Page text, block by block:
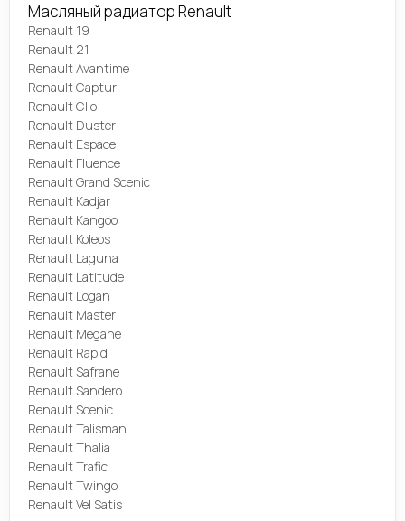
Масляный радиатор Renault
Renault 19
Renault 21
Renault Avantime
Renault Captur
Renault Clio
Renault Duster
Renault Espace
Renault Fluence
Renault Grand Scenic
Renault Kadjar
Renault Kangoo
Renault Koleos
Renault Laguna
Renault Latitude
Renault Logan
Renault Master
Renault Megane
Renault Rapid
Renault Safrane
Renault Sandero
Renault Scenic
Renault Talisman
Renault Thalia
Renault Trafic
Renault Twingo
Renault Vel Satis